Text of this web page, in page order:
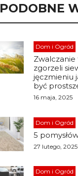
PODOBNE
Dom i Ogród
Zwalczanie
zgorzeli
jęczmieniu
być
16 maja, 2025
Dom i Ogród
5
27 lutego, 2025
Dom i Ogród